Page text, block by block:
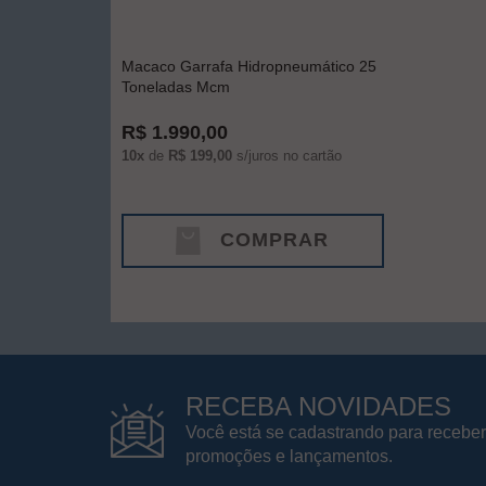
Macaco Garrafa Hidropneumático 25
Toneladas Mcm
R$ 1.990,00
10x de R$ 199,00 s/juros no cartão
COMPRAR
RECEBA NOVIDADES
Você está se cadastrando para
promoções e lançamentos.